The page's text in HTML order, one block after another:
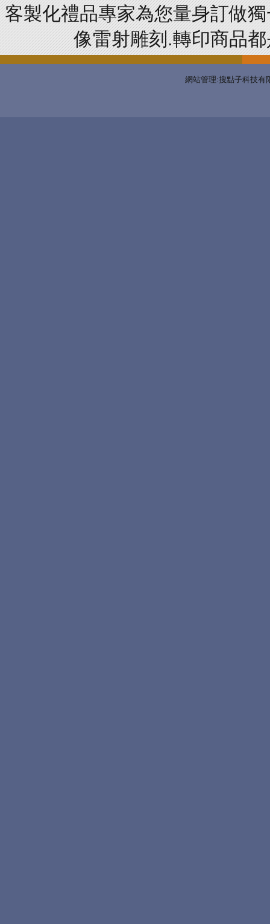
客製化禮品專家為您量身訂做
像雷射雕刻.轉印商品
網站管理:搜點子科技有